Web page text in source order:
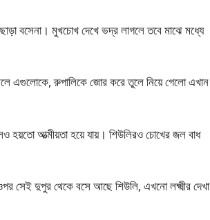
বসেনা। মুখচোখ দেখে ভদ্র লাগলে তবে মাঝে মধ্যে
এগুলোকে, রুপালিকে জোর করে তুলে নিয়ে গেলো এখান
আত্মীয়তা হয়ে যায়। শিউলিরও চোখের জল বাধ
সেই দুপুর থেকে বসে আছে শিউলি, এখনো লক্ষ্মীর দেখা